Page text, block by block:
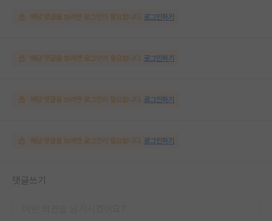
해당 댓글을 보려면 로그인이 필요합니다. 로그인하기
해당 댓글을 보려면 로그인이 필요합니다. 로그인하기
해당 댓글을 보려면 로그인이 필요합니다. 로그인하기
해당 댓글을 보려면 로그인이 필요합니다. 로그인하기
댓글쓰기